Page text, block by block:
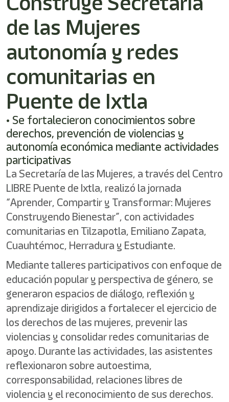
activates
screen
help
you
navigate
and
interact
the
content.
de las Mujeres
autonomía y redes
comunitarias en
Puente de Ixtla
• Se fortalecieron conocimientos sobre
derechos, prevención de violencias y
autonomía económica mediante actividades
participativas
La Secretaría de las Mujeres, a través del Centro
LIBRE Puente de Ixtla, realizó la jornada
“Aprender, Compartir y Transformar: Mujeres
Construyendo Bienestar”, con actividades
comunitarias en Tilzapotla, Emiliano Zapata,
Cuauhtémoc, Herradura y Estudiante.
Mediante talleres participativos con enfoque de
educación popular y perspectiva de género, se
generaron espacios de diálogo, reflexión y
aprendizaje dirigidos a fortalecer el ejercicio de
los derechos de las mujeres, prevenir las
violencias y consolidar redes comunitarias de
apoyo. Durante las actividades, las asistentes
reflexionaron sobre autoestima,
corresponsabilidad, relaciones libres de
violencia y el reconocimiento de sus derechos.